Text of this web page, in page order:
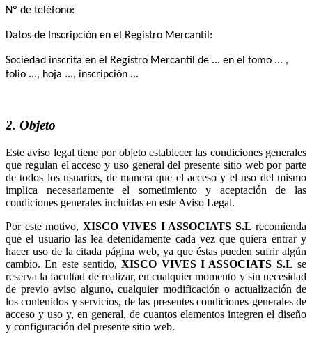
Nº de teléfono:
Datos de Inscripción en el Registro Mercantil:
Sociedad inscrita en el Registro Mercantil de ... en el tomo ... ,
folio ..., hoja ..., inscripción ...
2. Objeto
Este aviso legal tiene por objeto establecer las condiciones generales
que regulan el acceso y uso general del presente sitio web por parte
de todos los usuarios, de manera que el acceso y el uso del mismo
implica necesariamente el sometimiento y aceptación de las
condiciones generales incluidas en este Aviso Legal.
Por este motivo,
recomienda
que el usuario las lea detenidamente cada vez que quiera entrar y
hacer uso de la citada página web, ya que éstas pueden sufrir algún
cambio. En este sentido,
se
reserva la facultad de realizar, en cualquier momento y sin necesidad
de previo aviso alguno, cualquier modificación o actualización de
los contenidos y servicios, de las presentes condiciones generales de
acceso y uso y, en general, de cuantos elementos integren el diseño
y configuración del presente sitio web.